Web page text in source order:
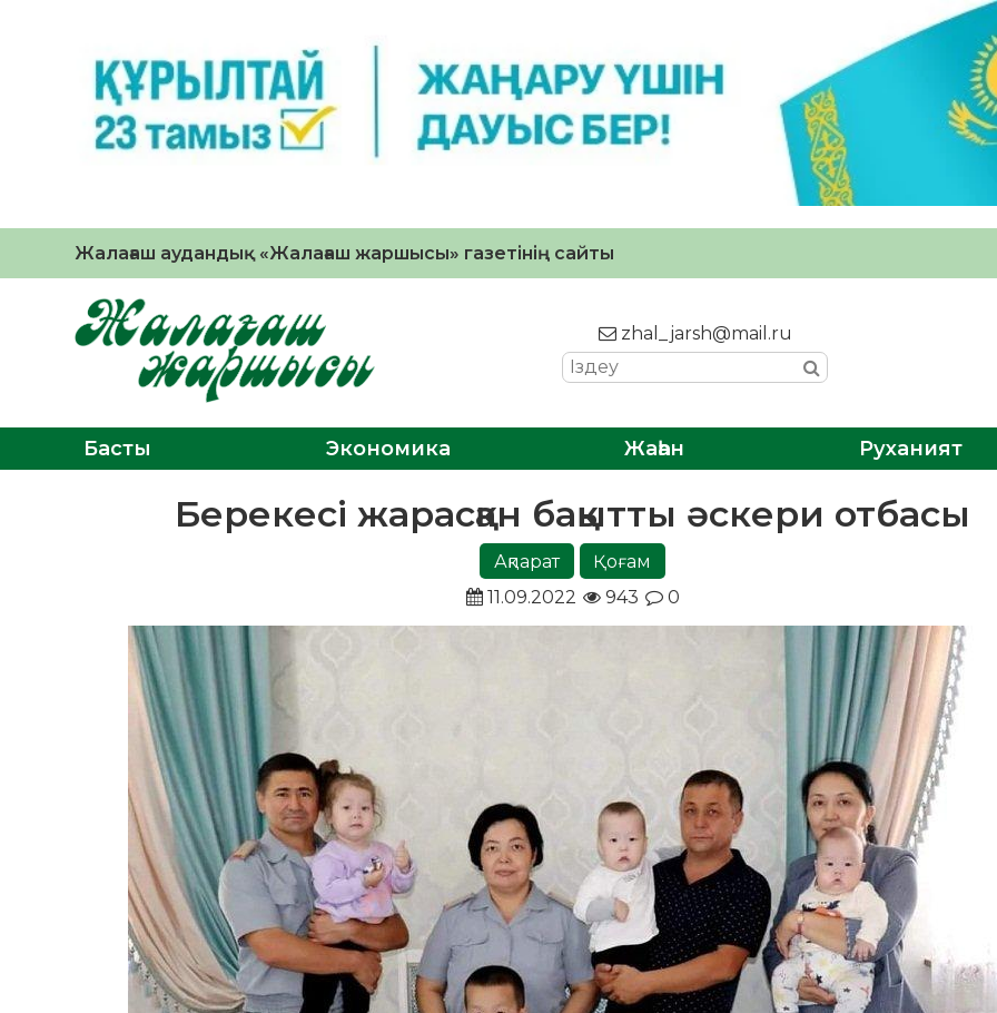
Жалағаш аудандық «Жалағаш жаршысы» газетінің сайты
zhal_jarsh@mail.ru
Басты Экономика Жаһан Руханият
Берекесі жарасқан бақытты әскери отбасы
Ақпарат
Қоғам
11.09.2022
943 0